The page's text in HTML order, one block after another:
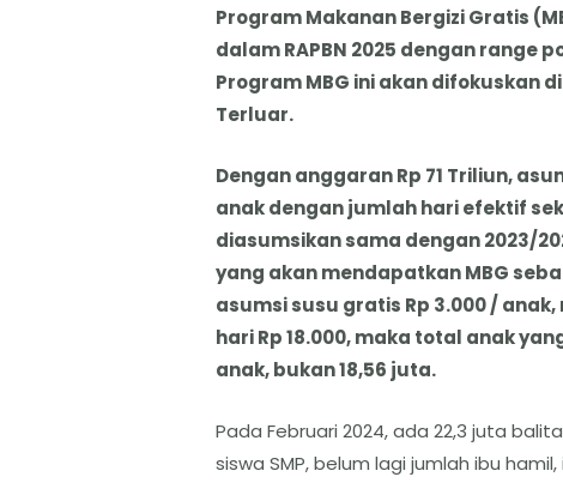
Program Makanan Bergizi Gratis
dalam RAPBN 2025 dengan range
Program MBG ini akan difokuskan
Terluar.
Dengan anggaran Rp 71 Triliun,
anak dengan jumlah hari efektif
diasumsikan sama dengan 2023/
yang akan mendapatkan MBG
asumsi susu gratis Rp 3.000 /
hari Rp 18.000, maka total anak
anak, bukan 18,56 juta.
Pada Februari 2024, ada 22,3 juta
siswa SMP, belum lagi jumlah ibu